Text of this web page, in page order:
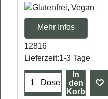
Mehr Infos
12816
Lieferzeit:1-3 Tage
Dose
In
den
Korb